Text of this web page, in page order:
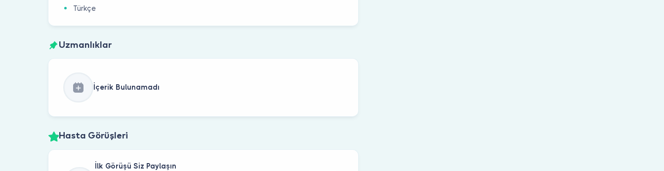
Türkçe
Uzmanlıklar
İçerik Bulunamadı
Hasta Görüşleri
İlk Görüşü Siz Paylaşın